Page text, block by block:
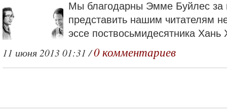
Мы благодарны Эмме Буйлес за
представить нашим читателям
эссе поствосьмидесятника
11 июня 2013 01:31 /0 комментариев